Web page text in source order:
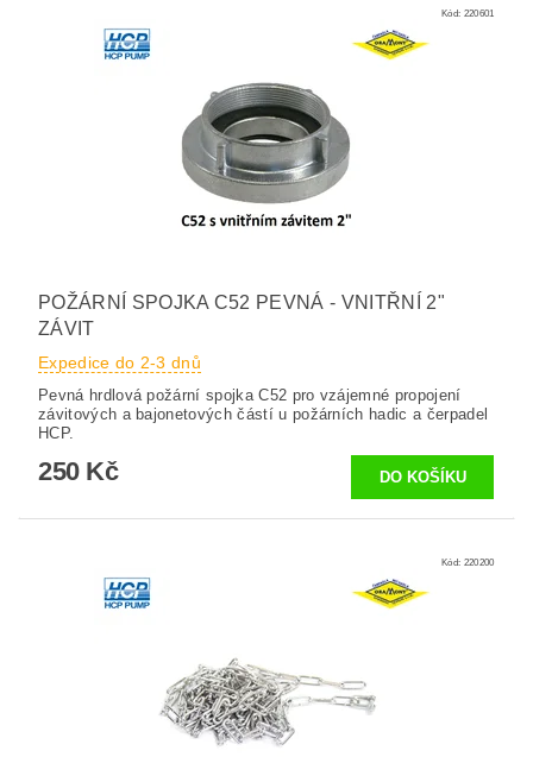
Kód: 220601
POŽÁRNÍ SPOJKA C52 PEVNÁ - VNITŘNÍ 2"
ZÁVIT
Expedice do 2-3 dnů
Pevná hrdlová požární spojka C52 pro vzájemné propojení
závitových a bajonetových částí u požárních hadic a čerpadel
HCP.
250 Kč
Kód: 220200